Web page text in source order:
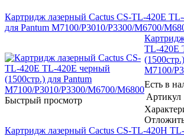
Картридж лазерный Cactus CS-TL-420E
для Pantum M7100/P3010/P3300/M6700/
Быстрый просмотр
TL-420E
M7100/
Есть в
Артикул
Картридж лазерный Cactus CS-TL-420H